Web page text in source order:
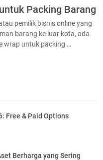
Packing Barang
pemilik bisnis online yang
barang ke luar kota, ada
wrap untuk packing …
Free & Paid Options
Berharga yang Sering